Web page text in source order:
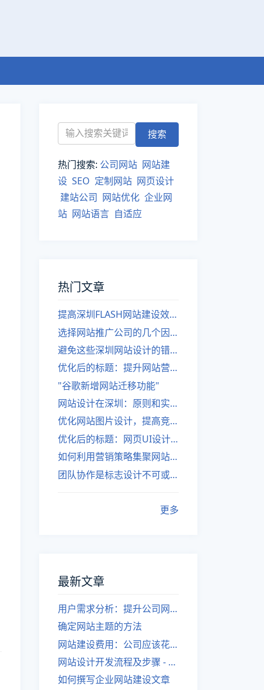
热门搜索: 公司网站 网站建
设 SEO 定制网站 网页设计
建站公司 网站优化 企业网
站 网站语言 自适应
热门文章
提高深圳FLASH网站建设效率的建议
选择网站推广公司的几个因素
避免这些深圳网站设计的错误
优化后的标题：提升网站营销绩效的策略
"谷歌新增网站迁移功能"
网站设计在深圳：原则和实践
优化网站图片设计，提高竞争力
优化后的标题：网页UI设计与APP UI设计应用软件
如何利用营销策略集聚网站流量
团队协作是标志设计不可或缺的一部分
更多
最新文章
用户需求分析：提升公司网站建设效果
确定网站主题的方法
网站建设费用：公司应该花费多少？
网站设计开发流程及步骤 - 优化后的标题
如何撰写企业网站建设文章